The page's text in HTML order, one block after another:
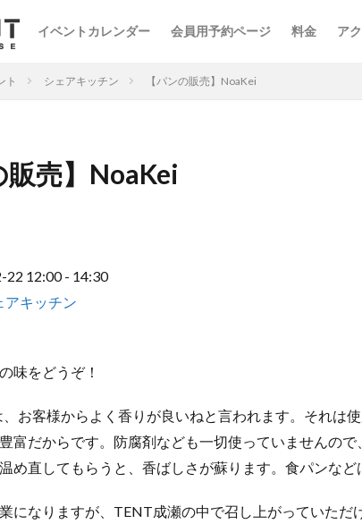
イベントカレンダー 会員用予約ページ 料金 ア
ト シェアキッチン 【パンの販売】NoaKei
販売】NoaKei
22 12:00 - 14:30
アキッチン
味をどうぞ！
お客様からよく香りが良いねと言われます。それは
富だからです。防腐剤なども一切使っていませんの
め直してもらうと、香ばしさが蘇ります。食パンなど
になりますが、TENT成瀬の中で召し上がっていただ